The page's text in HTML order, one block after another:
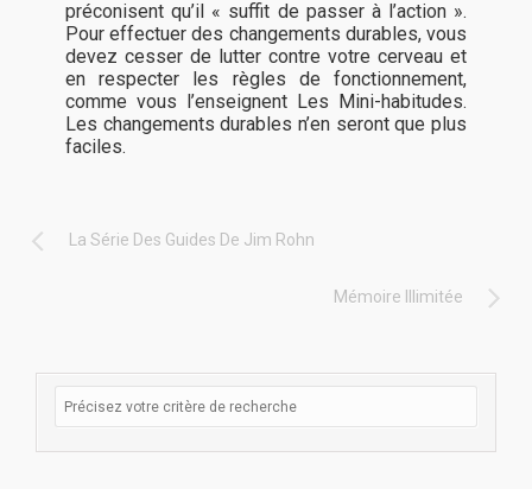
préconisent qu’il « suffit de passer à l’action ».
Pour effectuer des changements durables, vous
devez cesser de lutter contre votre cerveau et
en respecter les règles de fonctionnement,
comme vous l’enseignent Les Mini-habitudes.
Les changements durables n’en seront que plus
faciles.
La Série Des Guides De Jim Rohn
Mémoire Illimitée